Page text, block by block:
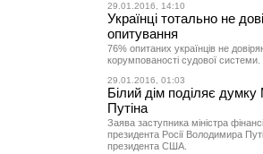
29.01.2016, 14:10
Українці тотально не
опитування
76% опитаних українців не
корумпованості судової системи.
29.01.2016, 01:03
Білий дім поділяє
Путіна
Заява заступника міністра
президента Росії Володимира
президента США.